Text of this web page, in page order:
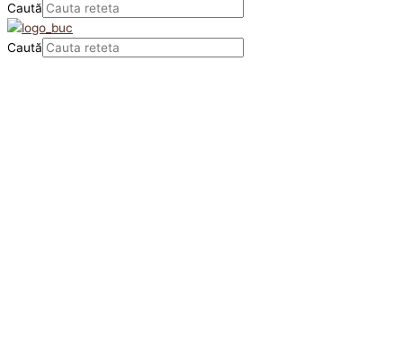
Caută
Caută